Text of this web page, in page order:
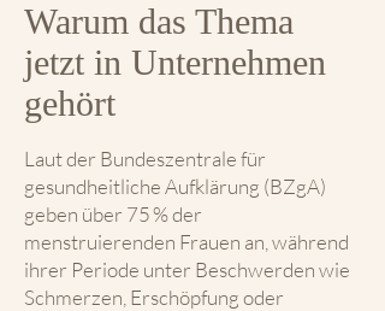
Warum das Thema
jetzt in Unternehmen
gehört
Laut der Bundeszentrale für
gesundheitliche Aufklärung (BZgA)
geben über 75 % der
menstruierenden Frauen an, während
ihrer Periode unter Beschwerden wie
Schmerzen, Erschöpfung oder